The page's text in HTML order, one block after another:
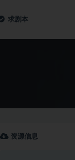
求剧本
资源信息